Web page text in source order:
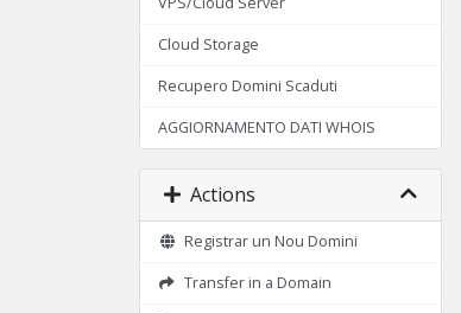
Cloud Storage
Recupero Domini Scaduti
AGGIORNAMENTO DATI WHOIS
Actions
Registrar un Nou Domini
Transfer in a Domain